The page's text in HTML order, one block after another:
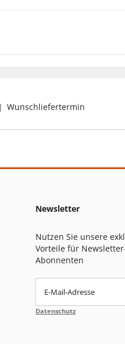
Wunschliefertermin
Newsletter
Nutzen Sie unsere
Vorteile für
Abonnenten
E-Mail-Adresse
Datenschutz